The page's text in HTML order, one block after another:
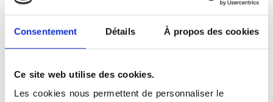
Consentement Détails À propos des cookies
Ce site web utilise des cookies.
Les cookies nous permettent de personnaliser le
pour visualiser les organes internes, les
diagnostique est essentiel pour de
nombreux suivis médicaux, y compris
surspécialisés du centre d'Elne
interprètent les images avec exigence